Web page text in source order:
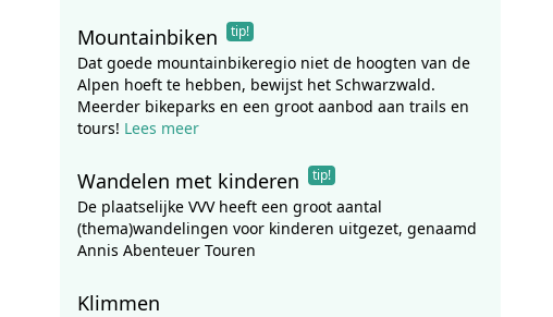
Mountainbiken tip!
Dat goede mountainbikeregio niet de hoogten van de
Alpen hoeft te hebben, bewijst het Schwarzwald.
Meerder bikeparks en een groot aanbod aan trails en
tours! Lees meer
Wandelen met kinderen tip!
De plaatselijke VVV heeft een groot aantal
(thema)wandelingen voor kinderen uitgezet, genaamd
Annis Abenteuer Touren
Klimmen